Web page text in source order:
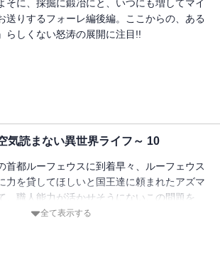
そに、採掘に鍛冶にと、いつにも増してマイ
送りするフォーレ編後編。ここからの、ある
らしくない怒涛の展開に注目!!
気読まない異世界ライフ～ 10
首都ルーフェウスに到着早々、ルーフェウス
力を貸してほしいと国王達に頼まれたアズマ
、職人能力が活かせそうにないこの問題を、
のか!? 全て表示する